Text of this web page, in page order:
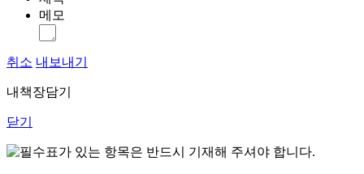
메모
취소 내보내기
내책장담기
닫기
표가 있는 항목은 반드시 기재해 주셔야 합니다.